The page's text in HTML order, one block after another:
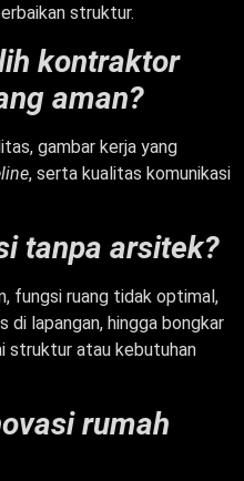
struktur.
kontraktor
aman?
gambar kerja yang
, serta kualitas komunikasi
tanpa arsitek?
fungsi ruang tidak optimal,
di lapangan, hingga bongkar
struktur atau kebutuhan
rumah